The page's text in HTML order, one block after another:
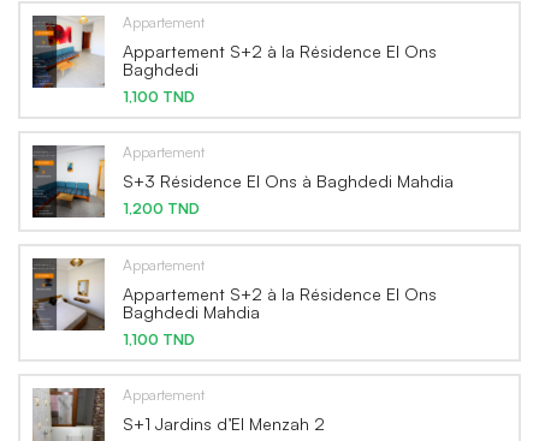
Appartement
Appartement S+2 à la Résidence El Ons
Baghdedi
1,100 TND
Appartement
S+3 Résidence El Ons à Baghdedi Mahdia
1,200 TND
Appartement
Appartement S+2 à la Résidence El Ons
Baghdedi Mahdia
1,100 TND
Appartement
S+1 Jardins d’El Menzah 2